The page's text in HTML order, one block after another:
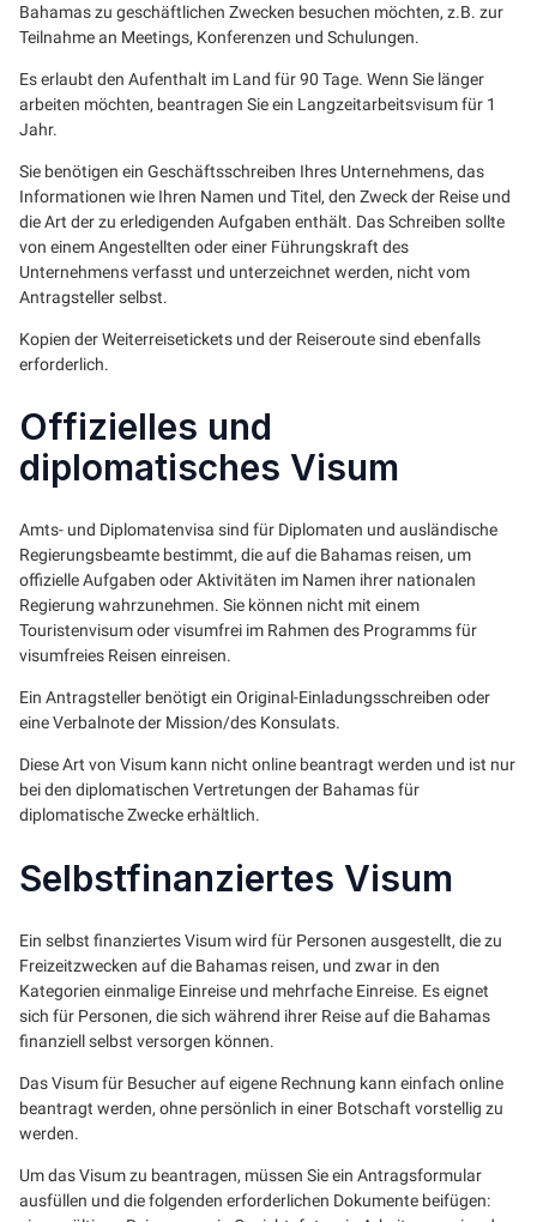
Bahamas zu geschäftlichen Zwecken besuchen möchten, z.B. zur
Teilnahme an Meetings, Konferenzen und Schulungen.
Es erlaubt den Aufenthalt im Land für 90 Tage. Wenn Sie länger
arbeiten möchten, beantragen Sie ein Langzeitarbeitsvisum für 1
Jahr.
Sie benötigen ein Geschäftsschreiben Ihres Unternehmens, das
Informationen wie Ihren Namen und Titel, den Zweck der Reise und
die Art der zu erledigenden Aufgaben enthält. Das Schreiben sollte
von einem Angestellten oder einer Führungskraft des
Unternehmens verfasst und unterzeichnet werden, nicht vom
Antragsteller selbst.
Kopien der Weiterreisetickets und der Reiseroute sind ebenfalls
erforderlich.
Offizielles und
diplomatisches Visum
Amts- und Diplomatenvisa sind für Diplomaten und ausländische
Regierungsbeamte bestimmt, die auf die Bahamas reisen, um
offizielle Aufgaben oder Aktivitäten im Namen ihrer nationalen
Regierung wahrzunehmen. Sie können nicht mit einem
Touristenvisum oder visumfrei im Rahmen des Programms für
visumfreies Reisen einreisen.
Ein Antragsteller benötigt ein Original-Einladungsschreiben oder
eine Verbalnote der Mission/des Konsulats.
Diese Art von Visum kann nicht online beantragt werden und ist nur
bei den diplomatischen Vertretungen der Bahamas für
diplomatische Zwecke erhältlich.
Selbstfinanziertes Visum
Ein selbst finanziertes Visum wird für Personen ausgestellt, die zu
Freizeitzwecken auf die Bahamas reisen, und zwar in den
Kategorien einmalige Einreise und mehrfache Einreise. Es eignet
sich für Personen, die sich während ihrer Reise auf die Bahamas
finanziell selbst versorgen können.
Das Visum für Besucher auf eigene Rechnung kann einfach online
beantragt werden, ohne persönlich in einer Botschaft vorstellig zu
werden.
Um das Visum zu beantragen, müssen Sie ein Antragsformular
ausfüllen und die folgenden erforderlichen Dokumente beifügen: